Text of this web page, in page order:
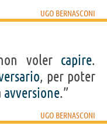
UGO BERNASCONI
voler capire.
, per poter
avversione.”
UGO BERNASCONI